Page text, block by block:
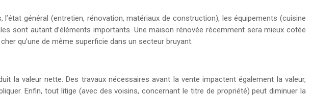
général (entretien, rénovation, matériaux de construction), les équipements (cuisine
sont autant d’éléments importants. Une maison rénovée récemment sera mieux cotée
qu’une de même superficie dans un secteur bruyant.
la valeur nette. Des travaux nécessaires avant la vente impactent également la valeur,
Enfin, tout litige (avec des voisins, concernant le titre de propriété) peut diminuer la